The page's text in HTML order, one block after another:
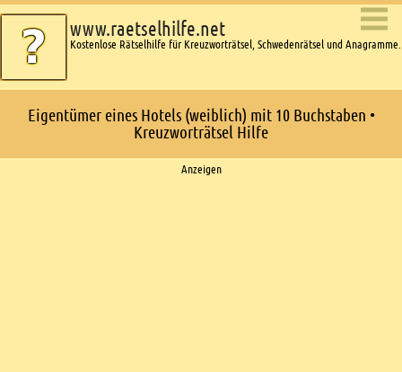
www.raetselhilfe.net
Kostenlose Rätselhilfe für Kreuzworträtsel, Schwedenrätsel und Anagramme.
Eigentümer eines Hotels (weiblich) mit 10 Buchstaben •
Kreuzworträtsel Hilfe
Anzeigen